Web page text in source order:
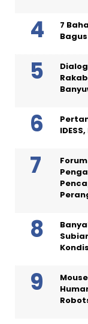
7
Bagus